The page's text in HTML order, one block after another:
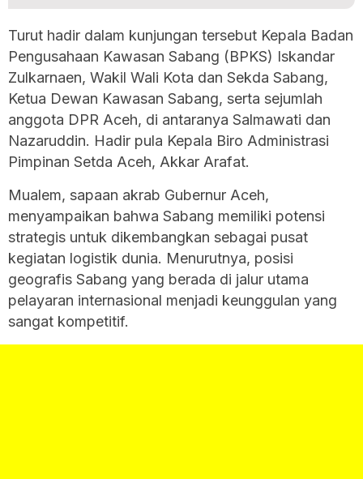
Turut hadir dalam kunjungan tersebut Kepala Badan
Pengusahaan Kawasan Sabang (BPKS) Iskandar
Zulkarnaen, Wakil Wali Kota dan Sekda Sabang,
Ketua Dewan Kawasan Sabang, serta sejumlah
anggota DPR Aceh, di antaranya Salmawati dan
Nazaruddin. Hadir pula Kepala Biro Administrasi
Pimpinan Setda Aceh, Akkar Arafat.
Mualem, sapaan akrab Gubernur Aceh,
menyampaikan bahwa Sabang memiliki potensi
strategis untuk dikembangkan sebagai pusat
kegiatan logistik dunia. Menurutnya, posisi
geografis Sabang yang berada di jalur utama
pelayaran internasional menjadi keunggulan yang
sangat kompetitif.